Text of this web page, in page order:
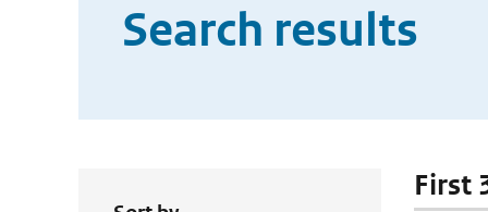
Search results
First